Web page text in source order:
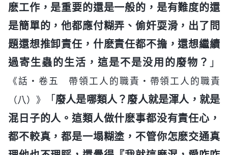
麽工作，是重要的還是一般的，是有難度的還
是簡單的，他都應付糊弄、偷奸耍滑，出了問
題還想推卸責任，什麽責任都不擔，還想繼續
過寄生蟲的生活，這是不是没用的廢物？ 」
《話・卷五 帶領工人的職責・帶領工人的職責
（八）》
「 廢人是哪類人？廢人就是渾人，就是
混日子的人。這類人做什麽事都没有責任心，
都不較真，都是一塌糊塗，不管你怎麽交通真